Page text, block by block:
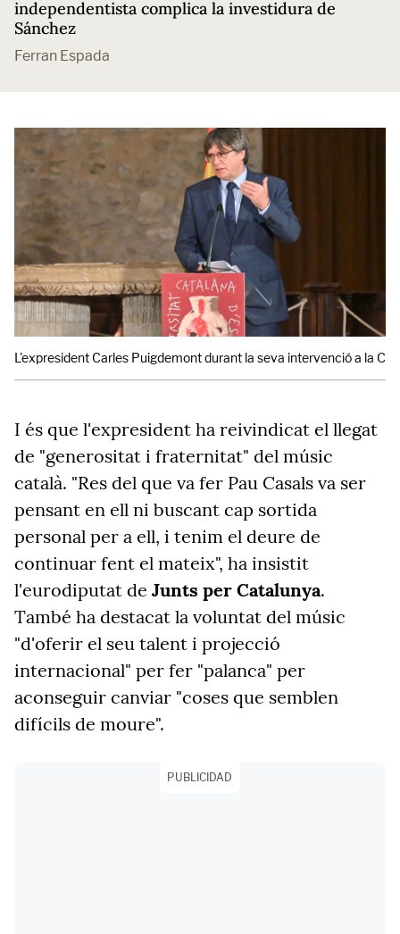
independentista complica la investidura de
Sánchez
Ferran Espada
L'expresident Carles Puigdemont durant la seva intervenció a la
I és que l'expresident ha reivindicat el llegat
de "generositat i fraternitat" del músic
català. "Res del que va fer Pau Casals va ser
pensant en ell ni buscant cap sortida
personal per a ell, i tenim el deure de
continuar fent el mateix", ha insistit
l'eurodiputat de Junts per Catalunya.
També ha destacat la voluntat del músic
"d'oferir el seu talent i projecció
internacional" per fer "palanca" per
aconseguir canviar "coses que semblen
difícils de moure".
PUBLICIDAD